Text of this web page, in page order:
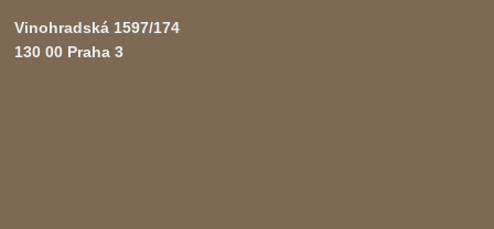
Vinohradská 1597/174
130 00 Praha 3